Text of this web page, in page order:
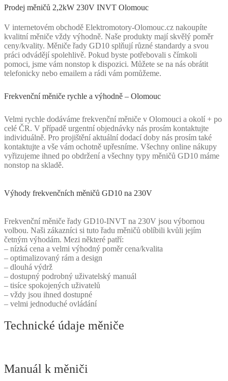
Prodej měničů 2,2kW 230V INVT Olomouc
V internetovém obchodě Elektromotory-Olomouc.cz nakoupíte
kvalitní měniče vždy výhodně. Naše produkty mají skvělý poměr
ceny/kvality. Měniče řady GD10 splňují různé standardy a svou
práci odvádějí spolehlivě. Pokud byste potřebovali s čímkoli
pomoci, jsme vám nonstop k dispozici. Můžete se na nás obrátit
telefonicky nebo emailem a rádi vám pomůžeme.
Frekvenční měniče rychle a výhodně – Olomouc
Velmi rychle dodáváme frekvenční měniče v Olomouci a okolí + po
celé ČR. V případě urgentní objednávky nás prosím kontaktujte
individuálně. Pro projištění aktuální dodací doby nás prosím také
kontaktujte a vše vám ochotně upřesníme. Všechny online nákupy
vyřizujeme ihned po obdržení a všechny typy měničů GD10 máme
nonstop na skladě.
Výhody frekvenčních měničů GD10 na 230V
Frekvenční měniče řady GD10-INVT na 230V jsou výbornou
volbou. Naši zákazníci si tuto řadu měničů oblíbili kvůli jejím
četným výhodám. Mezi některé patří:
– nízká cena a velmi výhodný poměr cena/kvalita
– optimalizovaný rám a design
– dlouhá výdrž
– dostupný podrobný uživatelský manuál
– tisíce spokojených uživatelů
– vždy jsou ihned dostupné
– velmi jednoduché ovládání
Technické údaje měniče
Manuál k měniči